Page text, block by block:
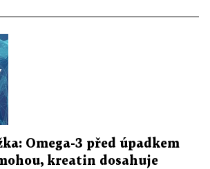
Omega-3 před úpadkem
kreatin dosahuje